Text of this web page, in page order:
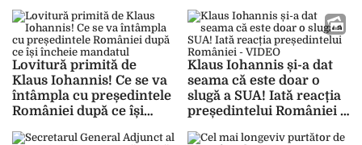
prezidenţiale
limba română – FOTO
Lovitură primită de
Klaus Iohannis! Ce se va
întâmpla cu președintele
României după ce își
Klaus Iohannis și-a dat
seama că este doar o
slugă a SUA! Iată reacția
președintelui României –